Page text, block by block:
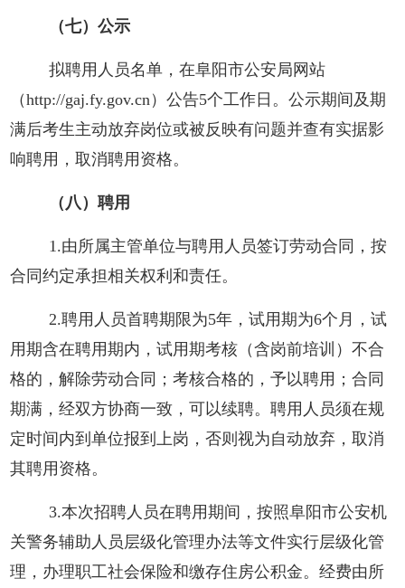
（七）公示
拟聘用人员名单，在阜阳市公安局网站
（http://gaj.fy.gov.cn）公告5个工作日 。公示期间及期
满后考生主动放弃岗位或被反映有问题并查有实据影
响聘用，取消聘用资格。
（ 八）聘用
1.由所属主管单位与聘用人员签订劳动合同，按
合同约定承担相关权利和责任。
2.聘用人员首聘期限为5年，试用期为6个月，试
用期含在聘用期内，试用期考核（含岗前培训）不合
格的，解除劳动合同；考核合格的，予以聘用；合同
期满，经双方协商一致，可以续聘。聘用人员须在规
定时间内到单位报到上岗，否则视为自动放弃，取消
其聘用资格。
3.本次招聘人员在聘用期间，按照阜阳市公安机
关警务辅助人员层级化管理办法等文件实行层级化管
理，办理职工社会保险和缴存住房公积金。经费由所